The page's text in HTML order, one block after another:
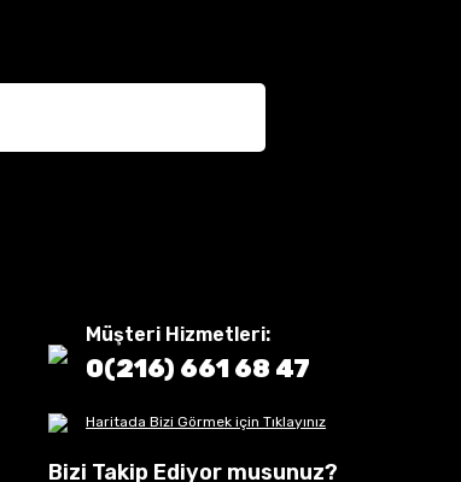
Müşteri Hizmetleri:
0(216) 661 68 47
Haritada Bizi Görmek için Tıklayınız
Bizi Takip Ediyor musunuz?